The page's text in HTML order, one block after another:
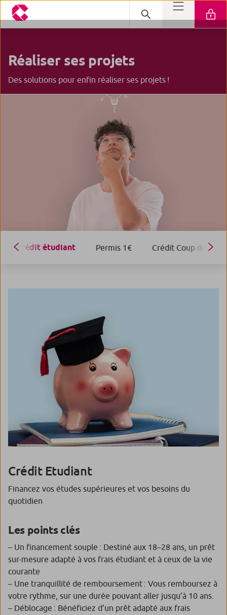
Réaliserses projets
Des solutions pour enfin réaliser ses projets !
Crédit étudiant Permis 1€ Crédit Coup de
Crédit Etudiant
Financez vos études supérieures et vos besoins du
quotidien
Les points clés
– Un financement souple : Destiné aux 18–28 ans, un prêt
sur-mesure adapté à vos frais étudiant et à ceux de la vie
courante
– Une tranquillité de remboursement : Vous remboursez à
votre rythme, sur une durée pouvant aller jusqu’à 10 ans.
– Déblocage : Bénéficiez d’un prêt adapté aux frais